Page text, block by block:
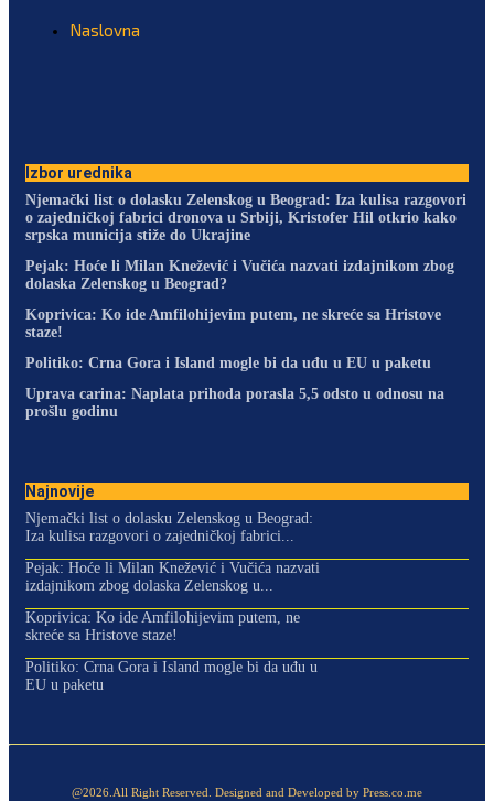
Naslovna
Izbor urednika
Njemački list o dolasku Zelenskog u Beograd: Iza kulisa razgovori
o zajedničkoj fabrici dronova u Srbiji, Kristofer Hil otkrio kako
srpska municija stiže do Ukrajine
Pejak: Hoće li Milan Knežević i Vučića nazvati izdajnikom zbog
dolaska Zelenskog u Beograd?
Koprivica: Ko ide Amfilohijevim putem, ne skreće sa Hristove
staze!
Politiko: Crna Gora i Island mogle bi da uđu u EU u paketu
Uprava carina: Naplata prihoda porasla 5,5 odsto u odnosu na
prošlu godinu
Najnovije
Njemački list o dolasku Zelenskog u Beograd:
Iza kulisa razgovori o zajedničkoj fabrici...
Pejak: Hoće li Milan Knežević i Vučića nazvati
izdajnikom zbog dolaska Zelenskog u...
Koprivica: Ko ide Amfilohijevim putem, ne
skreće sa Hristove staze!
Politiko: Crna Gora i Island mogle bi da uđu u
EU u paketu
@2026.All Right Reserved. Designed and Developed by Press.co.me